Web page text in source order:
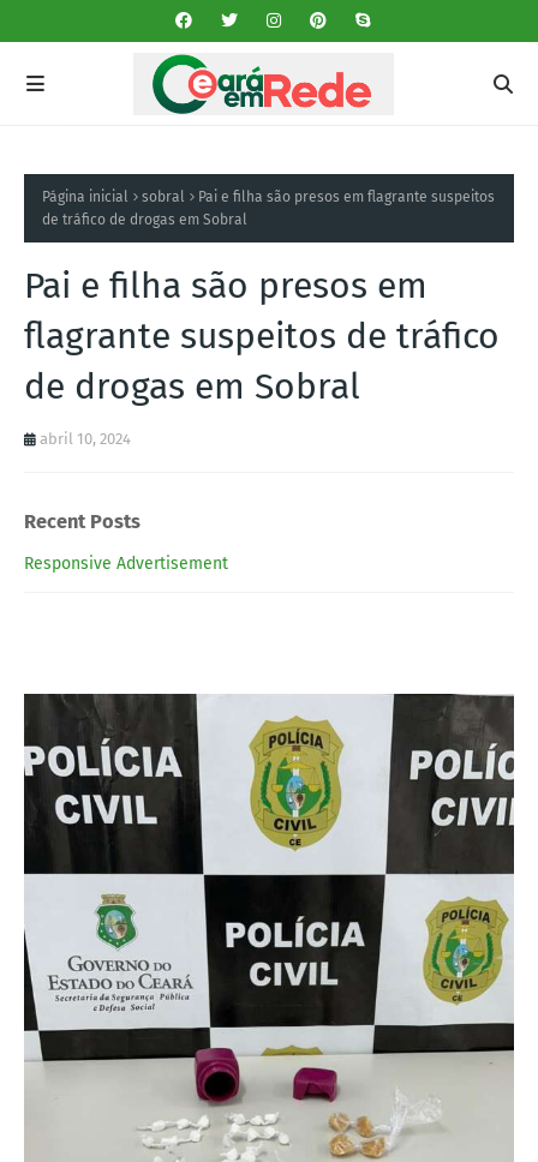
Página inicial sobral
Pai e filha são presos em flagrante suspeitos
de tráfico de drogas em Sobral
Pai e filha são presos em
flagrante suspeitos de tráfico
de drogas em Sobral
abril 10, 2024
Recent Posts
Responsive Advertisement